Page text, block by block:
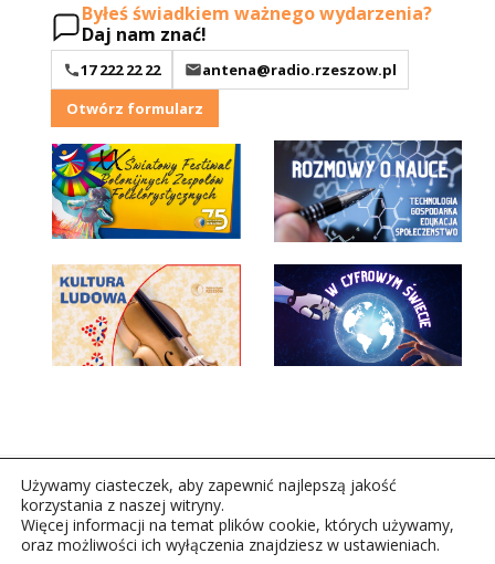
Byłeś świadkiem ważnego wydarzenia?
Daj nam znać!
17 222 22 22
antena@radio.rzeszow.pl
Otwórz formularz
Copyright © 2026Polskie Radio Rzeszów S.A. w likwidacj.
Używamy ciasteczek, aby zapewnić najlepszą jakość
korzystania z naszej witryny.
Więcej informacji na temat plików cookie, których używamy,
oraz możliwości ich wyłączenia znajdziesz w ustawieniach.